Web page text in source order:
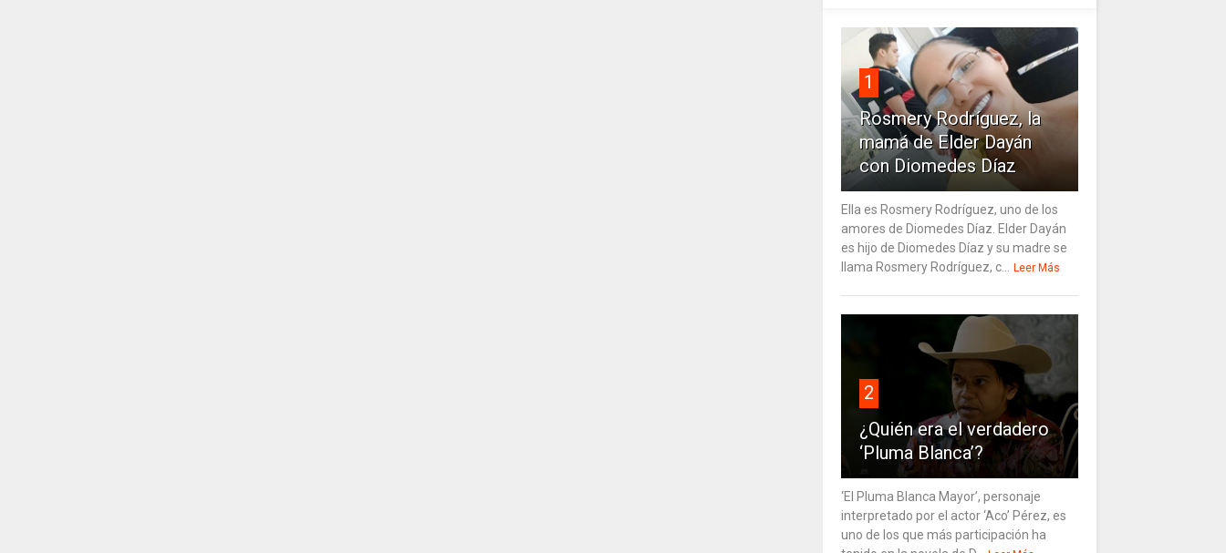
1
Rosmery Rodríguez, la
mamá de Elder Dayán
con Diomedes Díaz
Ella es Rosmery Rodríguez, uno de los
amores de Diomedes Díaz. Elder Dayán
es hijo de Diomedes Díaz y su madre se
llama Rosmery Rodríguez, c... Leer Más
2
¿Quién era el verdadero
‘Pluma Blanca’?
‘El Pluma Blanca Mayor’, personaje
interpretado por el actor ‘Aco’ Pérez, es
uno de los que más participación ha